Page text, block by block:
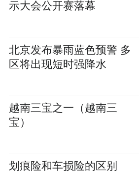
示大会公开赛落幕
北京发布暴雨蓝色预警 多
区将出现短时强降水
越南三宝之一（越南三
宝）
划痕险和车损险的区别